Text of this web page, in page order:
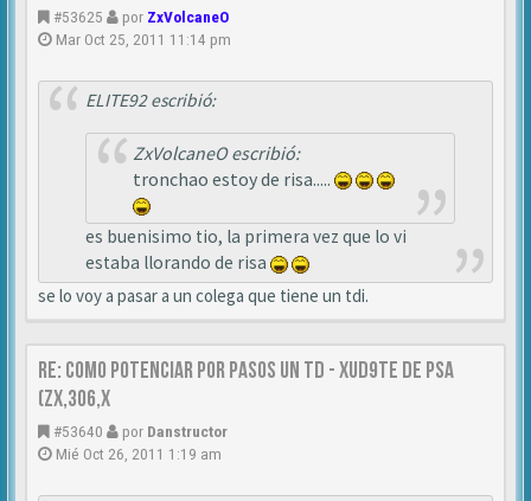
#53625 por ZxVolcaneO
Mar Oct 25, 2011 11:14 pm
ELITE92 escribió:
ZxVolcaneO escribió:
tronchao estoy de risa.....
es buenisimo tio, la primera vez que lo vi
estaba llorando de risa
se lo voy a pasar a un colega que tiene un tdi.
Re: Como Potenciar por pasos un TD - XUD9TE DE PSA
(zx,306,x
#53640 por Danstructor
Mié Oct 26, 2011 1:19 am